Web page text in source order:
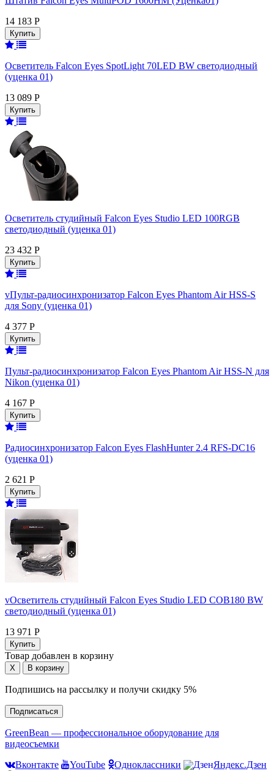
14 183 Р
Осветитель Falcon Eyes SpotLight 70LED BW светодиодный
(уценка 01)
13 089 Р
Осветитель студийный Falcon Eyes Studio LED 100RGB
светодиодный (уценка 01)
23 432 Р
vПульт-радиосинхронизатор Falcon Eyes Phantom Air HSS-S
для Sony (уценка 01)
4 377 Р
Пульт-радиосинхронизатор Falcon Eyes Phantom Air HSS-N для
Nikon (уценка 01)
4 167 Р
Радиосинхронизатор Falcon Eyes FlashHunter 2.4 RFS-DC16
(уценка 01)
2 621 Р
vОсветитель студийный Falcon Eyes Studio LED COB180 BW
светодиодный (уценка 01)
13 971 Р
Товар добавлен в корзину
Подпишись на рассылку и получи скидку 5%
Подписаться
GreenBean — профессиональное оборудование для
видеосъемки
Вконтакте
YouTube Одноклассники
Яндекс.Дзен